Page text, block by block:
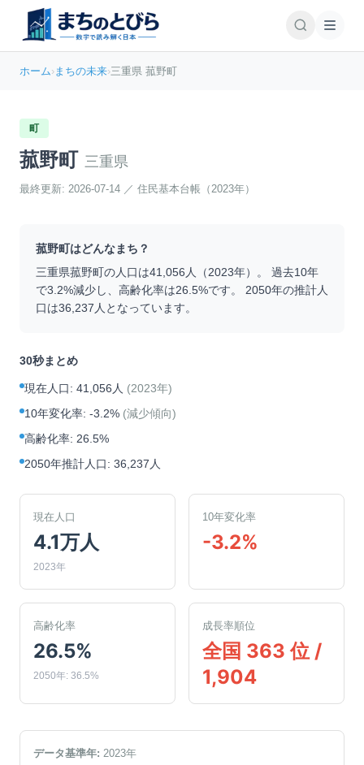
ホーム›まちの未来›三重県 菰野町
町
菰野町 三重県
最終更新: 2026-07-14 ／ 住民基本台帳（2023年）
菰野町はどんなまち？
三重県菰野町の人口は41,056 人（2023年）。 過去10年
で3.2%減少し、高齢化率は26.5%です。 2050年の推計人
口は36,237 人となっています。
30秒まとめ
現在人口: 41,056人 (2023年)
10年変化率: -3.2% (減少傾向)
高齢化率: 26.5%
2050年推計人口: 36,237人
現在人口
4.1万人
2023年
10年変化率
-3.2%
高齢化率
26.5%
2050年: 36.5%
成長率順位
全国 363 位 /
1,904
データ基準年: 2023年